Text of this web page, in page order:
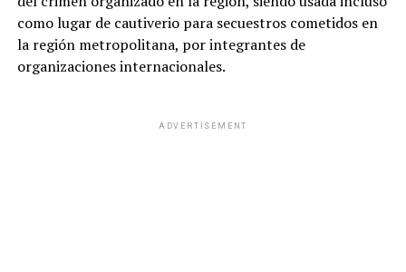
como lugar de cautiverio para secuestros cometidos en
la región metropolitana, por integrantes de
organizaciones internacionales.
ADVERTISEMENT